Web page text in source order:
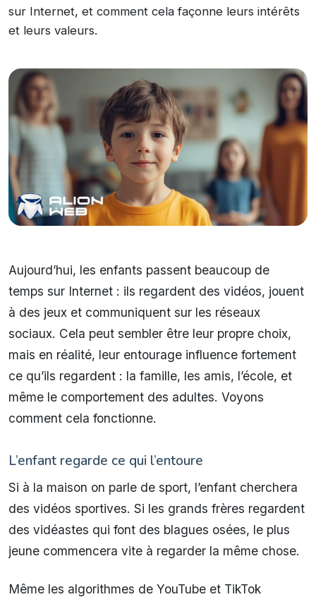
sur Internet, et comment cela façonne leurs intérêts
et leurs valeurs.
Aujourd’hui, les enfants passent beaucoup de
temps sur Internet : ils regardent des vidéos, jouent
à des jeux et communiquent sur les réseaux
sociaux. Cela peut sembler être leur propre choix,
mais en réalité, leur entourage influence fortement
ce qu’ils regardent : la famille, les amis, l’école, et
même le comportement des adultes. Voyons
comment cela fonctionne.
L’enfant regarde ce qui l’entoure
Si à la maison on parle de sport, l’enfant cherchera
des vidéos sportives. Si les grands frères regardent
des vidéastes qui font des blagues osées, le plus
jeune commencera vite à regarder la même chose.
Même les algorithmes de YouTube et TikTok